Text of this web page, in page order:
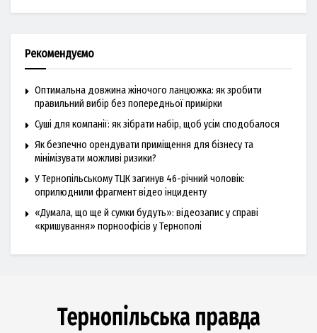
Рекомендуємо
Оптимальна довжина жіночого ланцюжка: як зробити
правильний вибір без попередньої примірки
Суші для компанії: як зібрати набір, щоб усім сподобалося
Як безпечно орендувати приміщення для бізнесу та
мінімізувати можливі ризики?
У Тернопільському ТЦК загинув 46-річний чоловік:
оприлюднили фрагмент відео інциденту
«Думала, що ще й сумки будуть»: відеозапис у справі
«кришування» порноофісів у Тернополі